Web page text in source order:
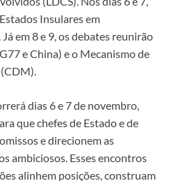
Insulares em
em 8 e 9, os debates reunirão
e China) e o Mecanismo de
dias 6 e 7 de novembro,
que chefes de Estado e de
e direcionem as
ambiciosos. Esses encontros
alinhem posições, construam